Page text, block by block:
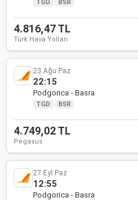
TGD · BSR
4.816,47 TL
Türk Hava Yolları
23 Ağu Paz
22:15
Podgorica - Basra
TGD · BSR
4.749,02 TL
Pegasus
27 Eyl Paz
12:55
Podgorica - Basra